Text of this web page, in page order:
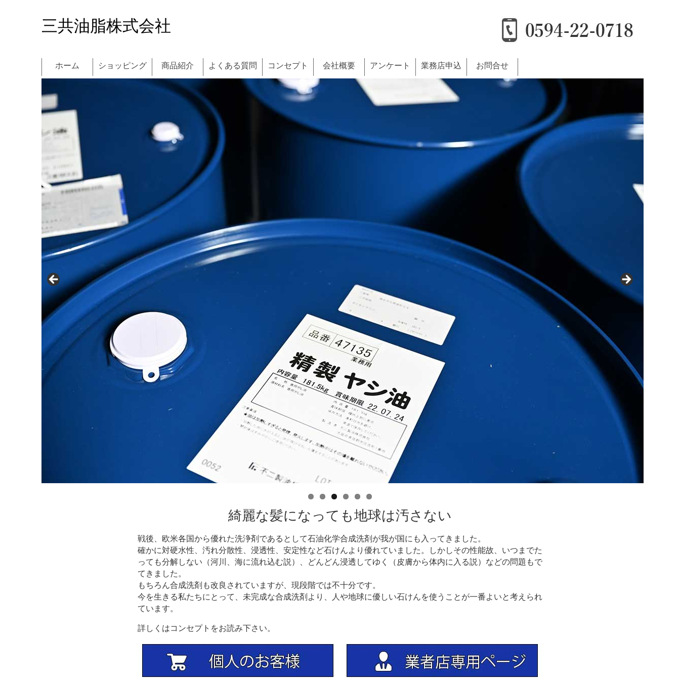
三共油脂株式会社
ホーム ショッピング 商品紹介 よくある質問 コンセプト 会社概要 アンケート 業務店申込 お問合せ
綺麗な髪になっても地球は汚さない
戦後、欧米各国から優れた洗浄剤であるとして石油化学合成洗剤が我が国にも入ってきました。
確かに対硬水性、汚れ分散性、浸透性、安定性など石けんより優れていました。しかしその性能故、いつまでた
っても分解しない（河川、海に流れ込む説）、どんどん浸透してゆく（皮膚から体内に入る説）などの問題もで
てきました。
もちろん合成洗剤も改良されていますが、現段階では不十分です。
今を生きる私たちにとって、未完成な合成洗剤より、人や地球に優しい石けんを使うことが一番よいと考えられ
ています。
詳しくはコンセプトをお読み下さい。